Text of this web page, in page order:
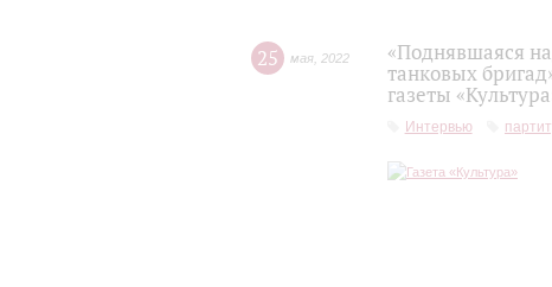
25 мая 2022
«Поднявшаяся
танковых
газеты
Интервью